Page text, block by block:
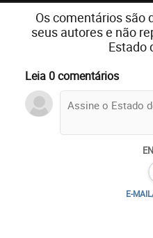
Os comentários são
seus autores e não
Estado
Leia 0 comentários
E-